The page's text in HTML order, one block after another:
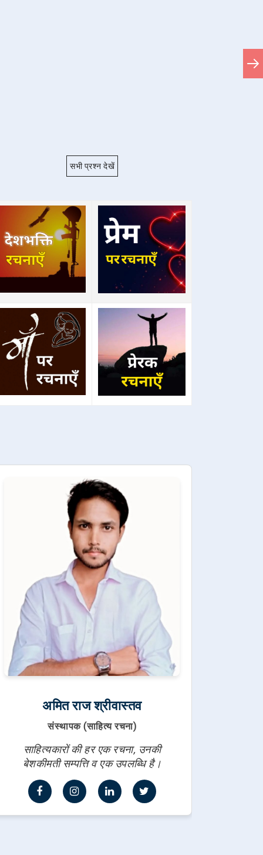
सभी प्रश्न देखें
अमित राज श्रीवास्तव
संस्थापक (साहित्य रचना)
साहित्यकारों की हर एक रचना, उनकी
बेशकीमती सम्पत्ति व एक उपलब्धि है।